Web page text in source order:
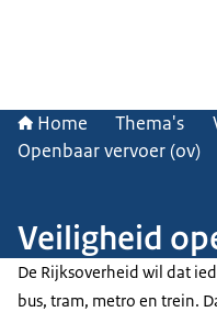
Home Thema's
Openbaar vervoer (ov)
Veiligheid
De Rijksoverheid wil dat
bus, tram, metro en trein.